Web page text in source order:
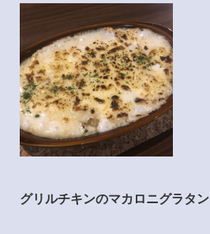
グリルチキンのマカロニグラタン